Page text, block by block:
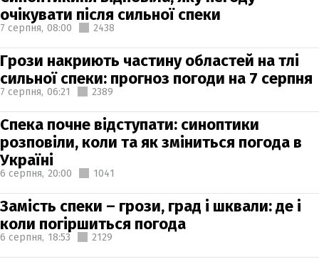
очікувати після сильної спеки
7 серпня, 08:00 2438
Грози накриють частину областей на тлі
сильної спеки: прогноз погоди на 7 серпня
7 серпня, 06:21 2389
Спека почне відступати: синоптики
розповіли, коли та як зміниться погода в
Україні
6 серпня, 20:00 1041
Замість спеки – грози, град і шквали: де і
коли погіршиться погода
6 серпня, 18:53 2129